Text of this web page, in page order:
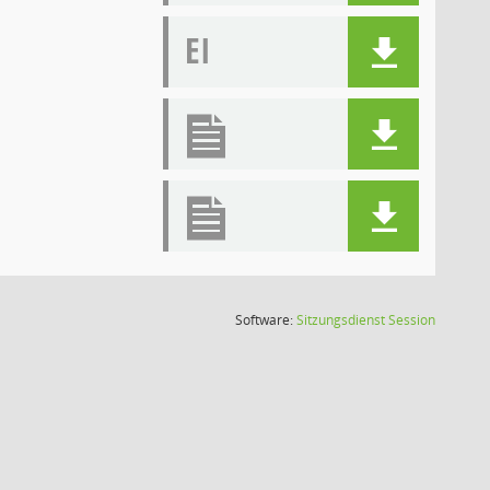
EI
Software:SitzungsdienstSession(Wird in